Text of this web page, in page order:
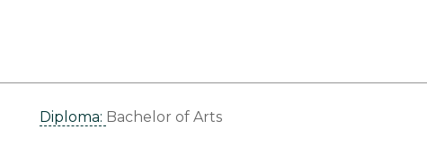
Diploma: Bachelor of Arts